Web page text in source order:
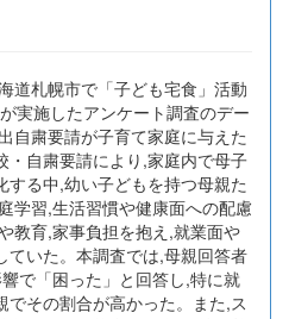
道札幌市で「子ども宅食」活動
実施したアンケート調査のデー
自粛要請が子育て家庭に与えた
・自粛要請により,家庭内で母子
する中,幼い子どもを持つ母親た
学習,生活習慣や健康面への配慮
教育,家事負担を抱え,就業面や
ていた。本調査では,母親回答者
で「困った」と回答し,特に就
でその割合が高かった。また,ス